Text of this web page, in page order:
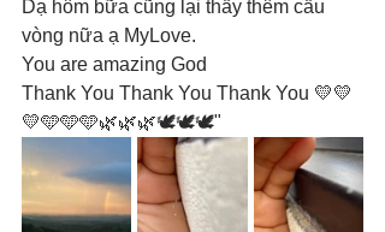
Dạ hôm bữa cũng lại thấy thêm cầu
vòng nữa ạ MyLove.
You are amazing God
Thank You Thank You Thank You 💛💛
💛🩵🩵🩵🌿🌿🌿🕊️🕊️🕊️"